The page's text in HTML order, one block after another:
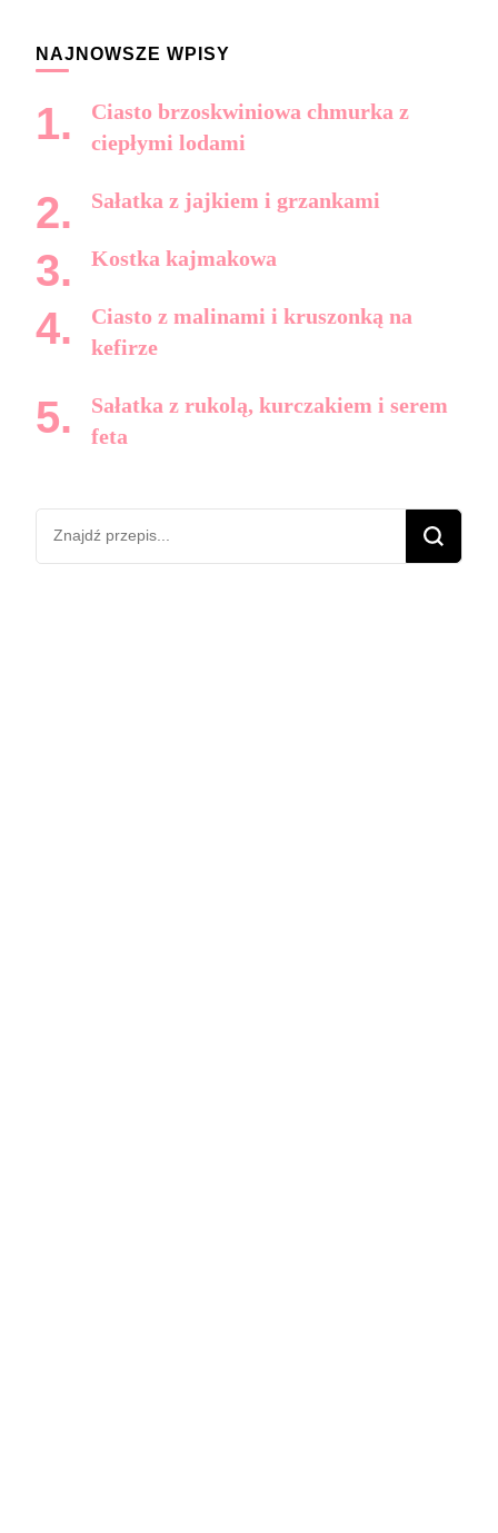
NAJNOWSZE WPISY
Ciasto brzoskwiniowa chmurka z
ciepłymi lodami
Sałatka z jajkiem i grzankami
Kostka kajmakowa
Ciasto z malinami i kruszonką na
kefirze
Sałatka z rukolą, kurczakiem i serem
feta